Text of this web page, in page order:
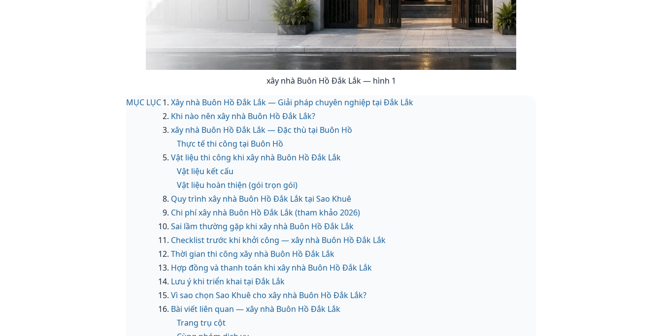
xây nhà Buôn Hồ Đắk Lắk — hình 1
MỤC LỤC
Xây nhà Buôn Hồ Đắk Lắk — Giải pháp chuyên nghiệp tại Đắk Lắk
Khi nào nên xây nhà Buôn Hồ Đắk Lắk?
xây nhà Buôn Hồ Đắk Lắk — Đặc thù tại Buôn Hồ
Thực tế thi công tại Buôn Hồ
Vật liệu thi công khi xây nhà Buôn Hồ Đắk Lắk
Vật liệu kết cấu
Vật liệu hoàn thiện (gói trọn gói)
Quy trình xây nhà Buôn Hồ Đắk Lắk tại Sao Khuê
Chi phí xây nhà Buôn Hồ Đắk Lắk (tham khảo 2026)
Sai lầm thường gặp khi xây nhà Buôn Hồ Đắk Lắk
Checklist trước khi khởi công — xây nhà Buôn Hồ Đắk Lắk
Thời gian thi công xây nhà Buôn Hồ Đắk Lắk
Hợp đồng và thanh toán khi xây nhà Buôn Hồ Đắk Lắk
Lưu ý khi triển khai tại Đắk Lắk
Vì sao chọn Sao Khuê cho xây nhà Buôn Hồ Đắk Lắk?
Bài viết liên quan — xây nhà Buôn Hồ Đắk Lắk
Trang trụ cột